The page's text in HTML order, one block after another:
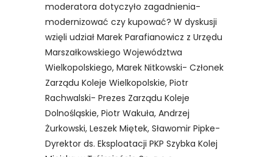
moderatora dotyczyło zagadnienia-
modernizować czy kupować? W dyskusji
wzięli udział Marek Parafianowicz z Urzędu
Marszałkowskiego Województwa
Wielkopolskiego, Marek Nitkowski- Członek
Zarządu Koleje Wielkopolskie, Piotr
Rachwalski- Prezes Zarządu Koleje
Dolnośląskie, Piotr Wakuła, Andrzej
Żurkowski, Leszek Miętek, Sławomir Pipke-
Dyrektor ds. Eksploatacji PKP Szybka Kolej